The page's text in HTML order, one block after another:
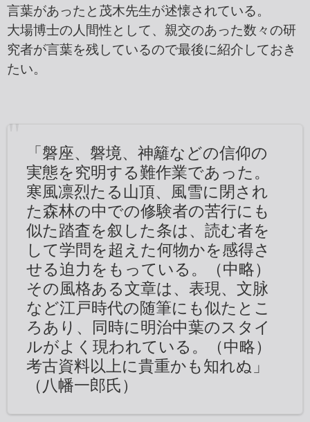
言葉があったと茂木先生が述懐されている。
大場博士の人間性として、親交のあった数々の研
究者が言葉を残しているので最後に紹介しておき
たい。
「磐座、磐境、神籬などの信仰の
実態を究明する難作業であった。
寒風凛烈たる山頂、風雪に閉され
た森林の中での修験者の苦行にも
似た踏査を叙した条は、読む者を
して学問を超えた何物かを感得さ
せる迫力をもっている。（中略）
その風格ある文章は、表現、文脉
など江戸時代の随筆にも似たとこ
ろあり、同時に明治中葉のスタイ
ルがよく現われている。（中略）
考古資料以上に貴重かも知れぬ」
（八幡一郎氏）